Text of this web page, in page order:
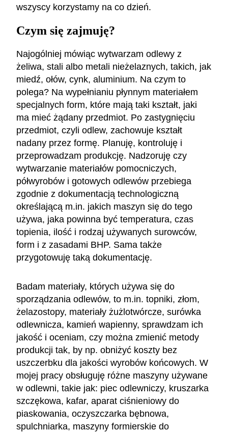
wszyscy korzystamy na co dzień.
Czym się zajmuję?
Najogólniej mówiąc wytwarzam odlewy z
żeliwa, stali albo metali nieżelaznych, takich, jak
miedź, ołów, cynk, aluminium. Na czym to
polega? Na wypełnianiu płynnym materiałem
specjalnych form, które mają taki kształt, jaki
ma mieć żądany przedmiot. Po zastygnięciu
przedmiot, czyli odlew, zachowuje kształt
nadany przez formę. Planuję, kontroluję i
przeprowadzam produkcję. Nadzoruję czy
wytwarzanie materiałów pomocniczych,
półwyrobów i gotowych odlewów przebiega
zgodnie z dokumentacją technologiczną
określającą m.in. jakich maszyn się do tego
używa, jaka powinna być temperatura, czas
topienia, ilość i rodzaj używanych surowców,
form i z zasadami BHP. Sama także
przygotowuję taką dokumentację.
Badam materiały, których używa się do
sporządzania odlewów, to m.in. topniki, złom,
żelazostopy, materiały żużlotwórcze, surówka
odlewnicza, kamień wapienny, sprawdzam ich
jakość i oceniam, czy można zmienić metody
produkcji tak, by np. obniżyć koszty bez
uszczerbku dla jakości wyrobów końcowych. W
mojej pracy obsługuję różne maszyny używane
w odlewni, takie jak: piec odlewniczy, kruszarka
szczękowa, kafar, aparat ciśnieniowy do
piaskowania, oczyszczarka bębnowa,
spulchniarka, maszyny formierskie do